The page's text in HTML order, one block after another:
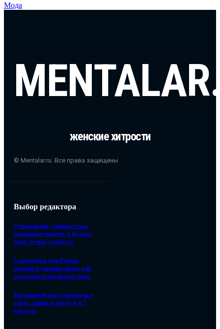
Мода
женские хитрости
© Mentalar.ru. Все права защищены
Выбор редактора
Упражнение «нейросоты»
развивает память и бодрит
мозг лучше эспрессо
5 ароматов для Раков:
мягкие и уютные ноты для
создания атмосферы уюта
Москвичей предупредили о
грозе, ливне и граде 6 и 7
августа